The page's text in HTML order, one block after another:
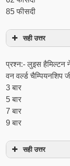
85 फीसदी
सही उत्तर
प्रश्न:- लुइस हैमिल्टन
वन वर्ल्ड चैम्पियनशिप
3 बार
5 बार
7 बार
9 बार
सही उत्तर